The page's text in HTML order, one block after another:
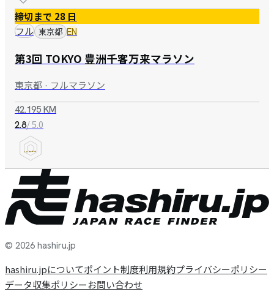
締切まで 28 日
フル 東京都 EN
第3回 TOKYO 豊洲千客万来マラソン
東京都 · フルマラソン
42.195 KM
2.8/ 5.0
© 2026 hashiru.jp
hashiru.jpについてポイント制度利用規約プライバシーポリシー
データ収集ポリシーお問い合わせ